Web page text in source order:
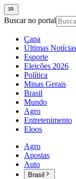
Buscar no portal
Capa
Últimas Notícias
Esporte
Eleições 2026
Política
Minas Gerais
Brasil
Mundo
Agro
Entretenimento
Eloos
Agro
Apostas
Auto
Brasil